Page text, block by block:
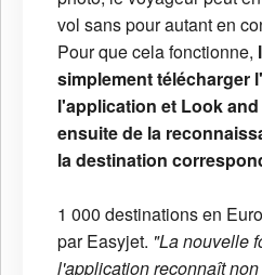
vol sans pour autant en
Pour que cela fonctionne,
simplement télécharger
l'application et Look
ensuite de la
la destination
1 000 destinations en
par Easyjet. "La nouvelle
l'application reconnaît